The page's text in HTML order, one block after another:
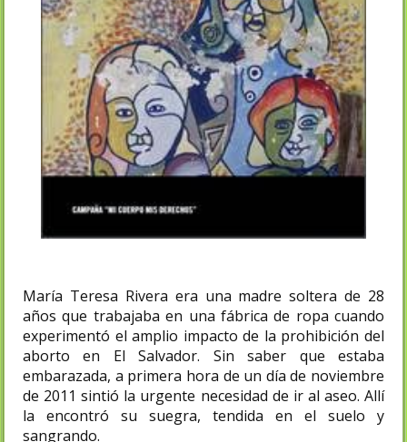
María Teresa Rivera era una madre soltera de 28
años que trabajaba en una fábrica de ropa cuando
experimentó el amplio impacto de la prohibición del
aborto en El Salvador. Sin saber que estaba
embarazada, a primera hora de un día de noviembre
de 2011 sintió la urgente necesidad de ir al aseo. Allí
la encontró su suegra, tendida en el suelo y
sangrando.